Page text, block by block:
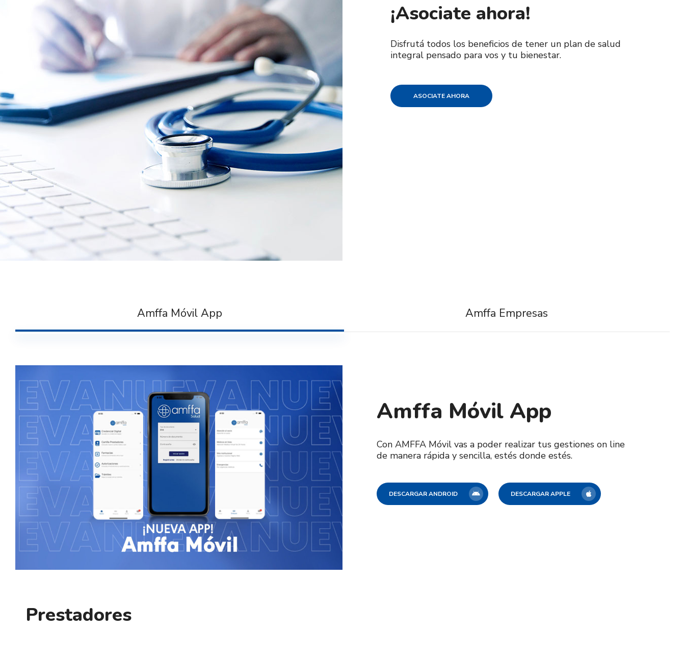
¡Asociate ahora!
Disfrutá todos los beneficios de tener un plan de salud
integral pensado para vos y tu bienestar.
ASOCIATE AHORA
Amffa Móvil App Amffa Empresas
Amffa Móvil App
Con AMFFA Móvil vas a poder realizar tus gestiones on line
de manera rápida y sencilla, estés donde estés.
DESCARGAR ANDROID DESCARGAR APPLE
Prestadores